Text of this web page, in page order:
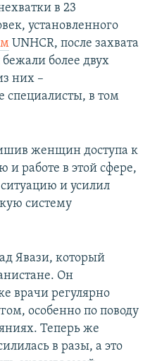
в 23
установленного
UNHCR, после захвата
более двух
них –
специалисты, в том
женщин доступа к
работе в этой сфере,
ситуацию и усилил
систему
Явази, который
Он
врачи регулярно
особенно по поводу
Теперь же
в разы, а это